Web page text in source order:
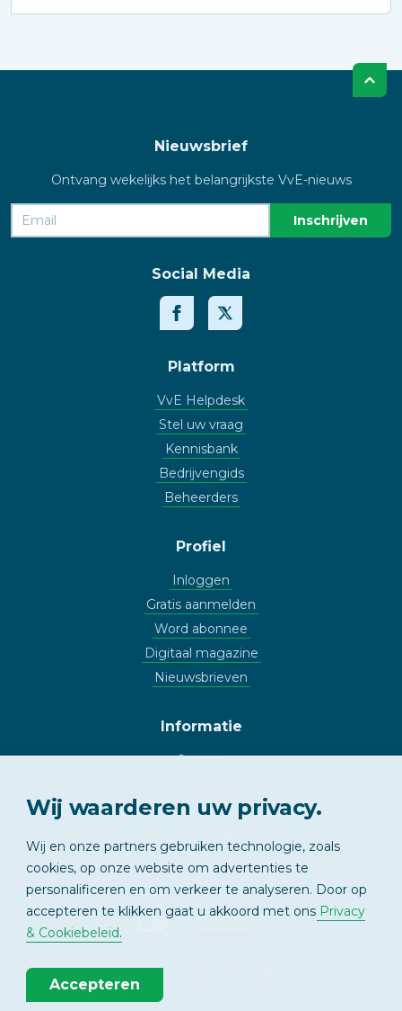
Nieuwsbrief
Ontvang wekelijks het belangrijkste VvE-nieuws
Social Media
Platform
VvE Helpdesk
Stel uw vraag
Kennisbank
Bedrijvengids
Beheerders
Profiel
Inloggen
Gratis aanmelden
Word abonnee
Digitaal magazine
Nieuwsbrieven
Informatie
Contact
Copyright
APPARTEMENT
Wij waarderen uw privacy.
Wij en onze partners gebruiken technologie, zoals
cookies, op onze website om advertenties te
personalificeren en om verkeer te analyseren. Door op
accepteren te klikken gaat u akkoord met ons Privacy
& Cookiebeleid.
Accepteren